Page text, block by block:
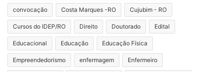
convocação Costa Marques -RO Cujubim - RO
Cursos do IDEP/RO Direito Doutorado Edital
Educacional Educação Educação Física
Empreendedorismo enfermagem Enfermeiro